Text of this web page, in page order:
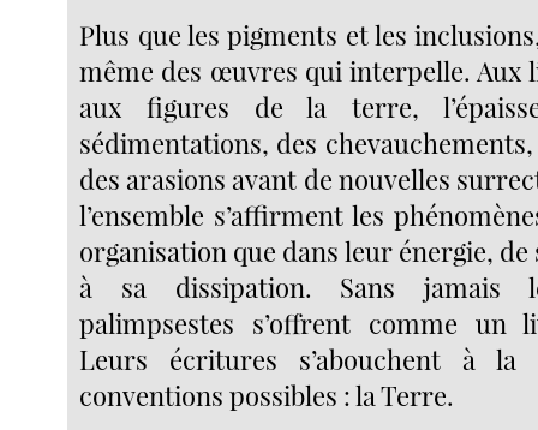
Plus que les pigments et les
même des œuvres qui interpelle. Aux
aux figures de la terre,
sédimentations, des
des arasions avant de nouvelles
l’ensemble s’affirment les
organisation que dans leur énergie,
à sa dissipation. Sans jamais
palimpsestes s’offrent comme un
Leurs écritures s’abouchent à
conventions possibles : la Terre.